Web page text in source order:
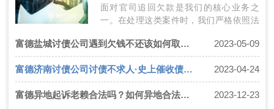
面对官司追回欠款是我们的核心业务之
一。在处理这类案件时，我们严格依照法
执行…
富德盐城讨债公司遇到欠钱不还该如何取证最有效? 2023-05-09
富德济南讨债公司讨债不求人·史上催收债务方法大全 2023-04-24
富德异地起诉老赖合法吗？如何异地合法追债 2023-12-23